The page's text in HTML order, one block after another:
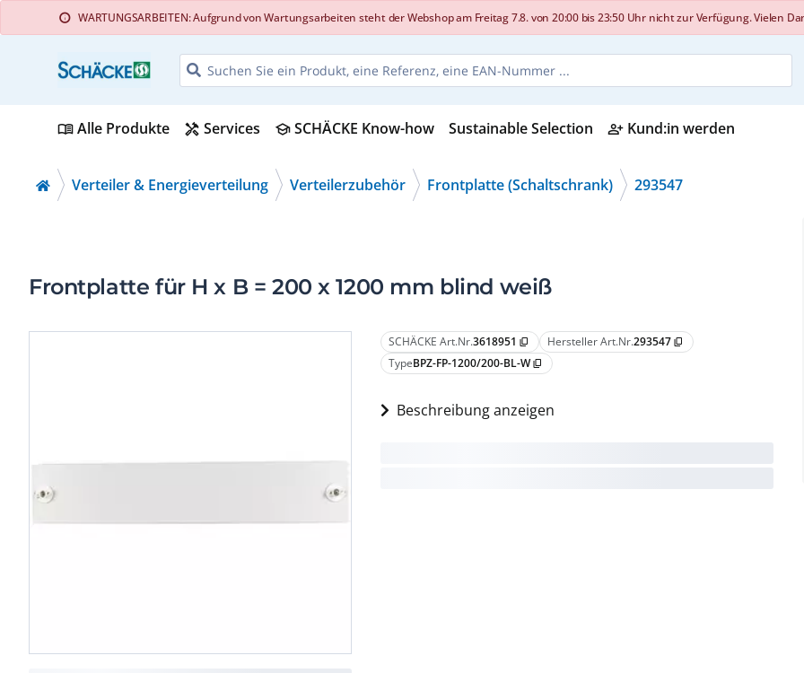
info WARTUNGSARBEITEN: Aufgrund von Wartungsarbeiten steht der Webshop am Freitag 7.8. von 20:00 bis 23:50 Uhr nicht zur Verfügung. Vielen
menu_bookAlle Produkte handyman Services schoolSCHÄCKE Know-how Sustainable Selection person_add_alt Kund:in werden
Verteiler & Energieverteilung Verteilerzubehör Frontplatte (Schaltschrank) 293547
Frontplatte für H x B = 200 x 1200 mm blind weiß
SCHÄCKE Art.Nr.3618951 content_copy Hersteller Art.Nr.293547 content_copy
TypeBPZ-FP-1200/200-BL-W content_copy
Beschreibung anzeigen